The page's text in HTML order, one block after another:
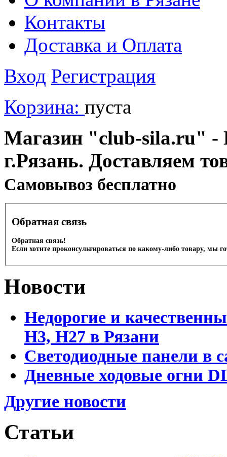
Контакты
Доставка и Оплата
Вход Регистрация
Корзина: пуста
Магазин "club-sila.ru" -
г.Рязань. Доставляем
Cамовывоз бесплатно
Обратная связь
Обратная связь!
Если хотите проконсультироваться по какому-либо товару, мы
Новости
Недорогие и
Н3, Н27 в Рязани
Светодиодные панели в
Дневные ходовые огни
Другие новости
Статьи